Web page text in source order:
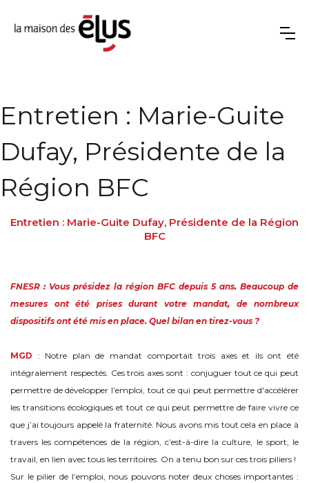
Entretien : Marie-Guite
Dufay, Présidente de la
Région BFC
Entretien : Marie-Guite Dufay, Présidente de la Région
BFC
FNESR : Vous présidez la région BFC depuis 5 ans. Beaucoup de
mesures ont été prises durant votre mandat, de nombreux
dispositifs ont été mis en place. Quel bilan en tirez-vous ?
MGD : Notre plan de mandat comportait trois axes et ils ont été
intégralement respectés. Ces trois axes sont : conjuguer tout ce qui peut
permettre de développer l’emploi, tout ce qui peut permettre d'accélérer
les transitions écologiques et tout ce qui peut permettre de faire vivre ce
que j’ai toujours appelé la fraternité. Nous avons mis tout cela en place à
travers les compétences de la région, c’est-à-dire la culture, le sport, le
travail, en lien avec tous les territoires. On a tenu bon sur ces trois piliers !
Sur le pilier de l’emploi, nous pouvons noter deux choses importantes :